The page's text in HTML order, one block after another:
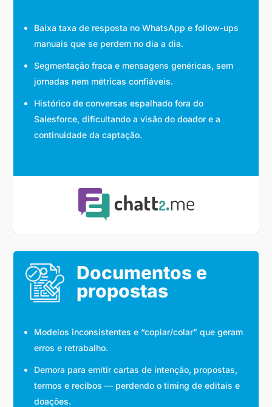
Baixa taxa de resposta no WhatsApp e follow-ups
manuais que se perdem no dia a dia.
Segmentação fraca e mensagens genéricas, sem
jornadas nem métricas confiáveis.
Histórico de conversas espalhado fora do
Salesforce, dificultando a visão do doador e a
continuidade da captação.
Documentos e
propostas
Modelos inconsistentes e “copiar/colar” que geram
erros e retrabalho.
Demora para emitir cartas de intenção, propostas,
termos e recibos — perdendo o timing de editais e
doações.